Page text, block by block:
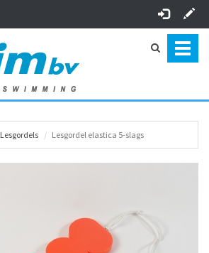
Lesgordels Lesgordel elastica 5-slags